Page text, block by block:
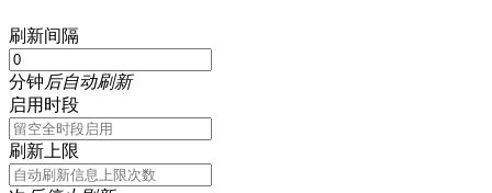
刷新间隔
分钟后自动刷新
启用时段
刷新上限